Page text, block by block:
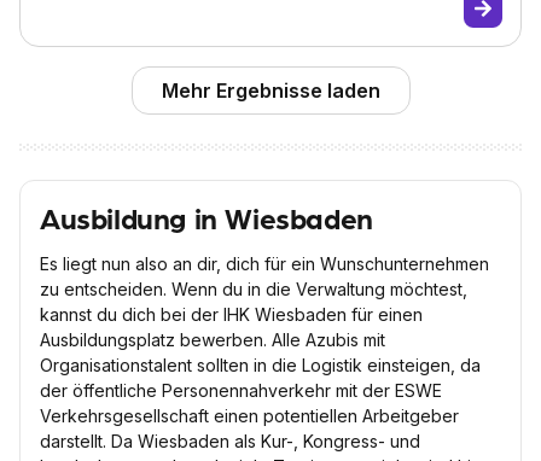
Mehr Ergebnisse laden
Ausbildung in Wiesbaden
Es liegt nun also an dir, dich für ein Wunschunternehmen
zu entscheiden. Wenn du in die Verwaltung möchtest,
kannst du dich bei der IHK Wiesbaden für einen
Ausbildungsplatz bewerben. Alle Azubis mit
Organisationstalent sollten in die Logistik einsteigen, da
der öffentliche Personennahverkehr mit der ESWE
Verkehrsgesellschaft einen potentiellen Arbeitgeber
darstellt. Da Wiesbaden als Kur-, Kongress- und